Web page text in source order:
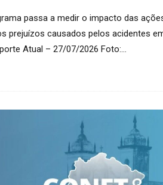
passa a medir o impacto das
prejuízos causados pelos acidentes
Atual – 27/07/2026 Foto:…